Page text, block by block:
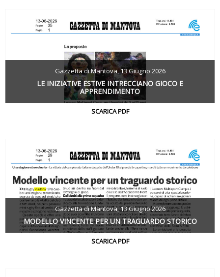
Gazzetta di Mantova, 13 Giugno 2026
LE INIZIATIVE ESTIVE INTRECCIANO GIOCO E
APPRENDIMENTO
SCARICA PDF
Gazzetta di Mantova, 13 Giugno 2026
MODELLO VINCENTE PER UN TRAGUARDO STORICO
SCARICA PDF